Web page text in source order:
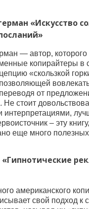
«Искусство
— автор, которого
копирайтеры в
«скользкой
от
стоит
интерпретациями,
– эту
еще много полезных
американского
свой подход к